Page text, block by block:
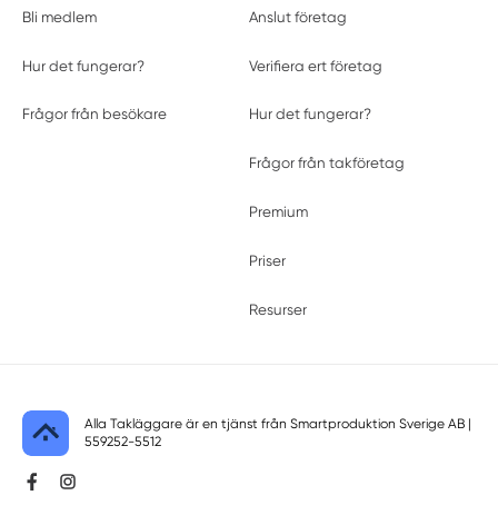
Bli medlem
Hur det fungerar?
Frågor från besökare
Anslut företag
Verifiera ert företag
Hur det fungerar?
Frågor från takföretag
Premium
Priser
Resurser
Alla Takläggare är en tjänst från Smartproduktion Sverige AB|
559252-5512